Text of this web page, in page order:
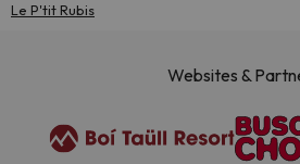
Le P'tit Rubis
Websites &